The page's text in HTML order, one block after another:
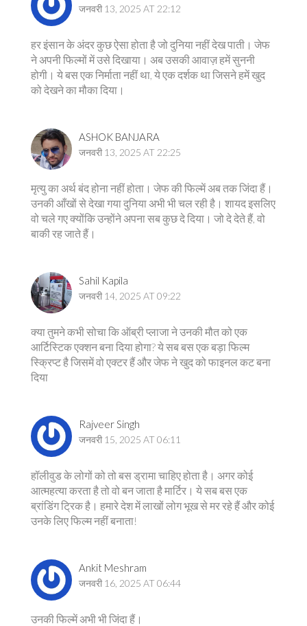
जनवरी 13, 2025 AT 22:12
हर इंसान के अंदर कुछ ऐसा होता है जो दुनिया नहीं देख पाती। जेफ
ने अपनी फिल्मों में उसे दिखाया। अब उसकी आवाज़ हमें सुननी
होगी। ये बस एक निर्माता नहीं था, ये एक दर्शक था जिसने हमें खुद
को देखने का मौका दिया।
ASHOK BANJARA
जनवरी 13, 2025 AT 22:25
मृत्यु का अर्थ बंद होना नहीं होता। जेफ की फिल्में अब तक जिंदा हैं।
उनकी आँखों से देखा गया दुनिया अभी भी चल रही है। शायद इसलिए
वो चले गए क्योंकि उन्होंने अपना सब कुछ दे दिया। जो दे देते हैं, वो
बाकी रह जाते हैं।
Sahil Kapila
जनवरी 14, 2025 AT 09:22
क्या तुमने कभी सोचा कि ऑब्री प्लाजा ने उनकी मौत को एक
आर्टिस्टिक एक्शन बना दिया होगा? ये सब बस एक बड़ा फिल्म
स्क्रिप्ट है जिसमें वो एक्टर हैं और जेफ ने खुद को फाइनल कट बना
दिया
Rajveer Singh
जनवरी 15, 2025 AT 06:11
हॉलीवुड के लोगों को तो बस ड्रामा चाहिए होता है। अगर कोई
आत्महत्या करता है तो वो बन जाता है मार्टिर। ये सब बस एक
ब्रांडिंग ट्रिक है। हमारे देश में लाखों लोग भूख से मर रहे हैं और कोई
उनके लिए फिल्म नहीं बनाता!
Ankit Meshram
जनवरी 16, 2025 AT 06:44
उनकी फिल्में अभी भी जिंदा हैं।